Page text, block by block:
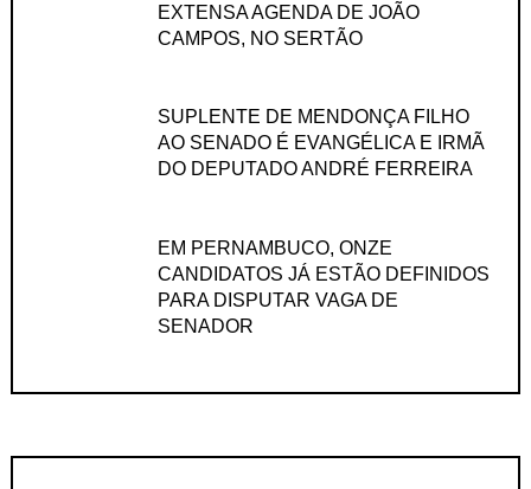
EXTENSA AGENDA DE JOÃO
CAMPOS, NO SERTÃO
SUPLENTE DE MENDONÇA FILHO
AO SENADO É EVANGÉLICA E IRMÃ
DO DEPUTADO ANDRÉ FERREIRA
EM PERNAMBUCO, ONZE
CANDIDATOS JÁ ESTÃO DEFINIDOS
PARA DISPUTAR VAGA DE
SENADOR